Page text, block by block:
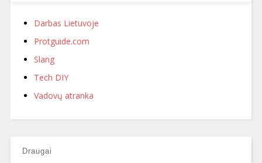
Darbas Lietuvoje
Protguide.com
Slang
Tech DIY
Vadovų atranka
Draugai